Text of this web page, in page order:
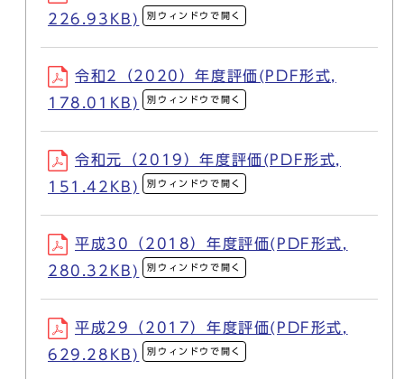
226.93KB)
別ウィンドウで開く
令和2（2020）年度評価(PDF形式,
178.01KB)
別ウィンドウで開く
令和元（2019）年度評価(PDF形式,
151.42KB)
別ウィンドウで開く
平成30（2018）年度評価(PDF形式,
280.32KB)
別ウィンドウで開く
平成29（2017）年度評価(PDF形式,
629.28KB)
別ウィンドウで開く